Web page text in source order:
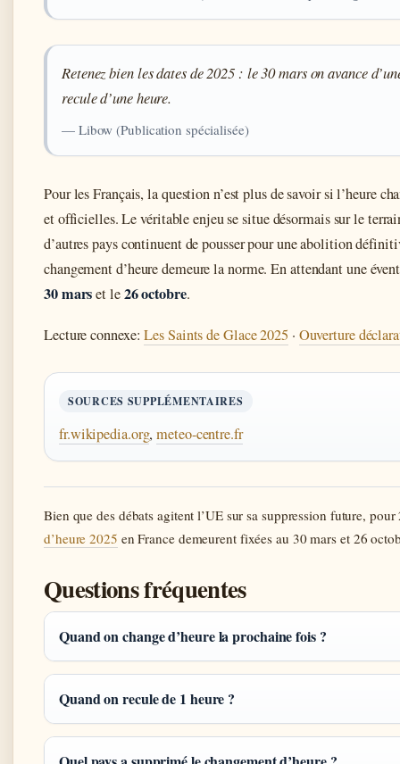
Retenez bien les dates de 2025 : le 30 mars on avance
recule d’une heure.
— Libow (Publication spécialisée)
Pour les Français, la question n’est plus de savoir si l’heure
et officielles. Le véritable enjeu se situe désormais sur le
d’autres pays continuent de pousser pour une abolition
changement d’heure demeure la norme. En attendant une
30 marset le26 octobre.
Lecture connexe:Les Saints de Glace 2025 · Ouverture
SOURCES SUPPLÉMENTAIRES
fr.wikipedia.org,meteo-centre.fr
Bien que des débats agitent l’UE sur sa suppression future,
d’heure 2025 en France demeurent fixées au 30 mars et 26
Questions fréquentes
Quand on change d’heure la prochaine fois ?
Quand on recule de 1 heure ?